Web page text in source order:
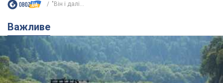
"Він і далі...
Важливе